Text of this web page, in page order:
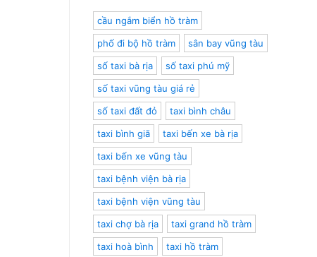
2024
Giá
Vé,
Xe
Thuê
Du
Lịch
cầu ngắm biển hồ tràm
phố đi bộ hồ tràm
sân bay vũng tàu
số taxi bà rịa
số taxi phú mỹ
số taxi vũng tàu giá rẻ
số taxi đất đỏ
taxi bình châu
taxi bình giã
taxi bến xe bà rịa
taxi bến xe vũng tàu
taxi bệnh viện bà rịa
taxi bệnh viện vũng tàu
taxi chợ bà rịa
taxi grand hồ tràm
taxi hoà bình
taxi hồ tràm